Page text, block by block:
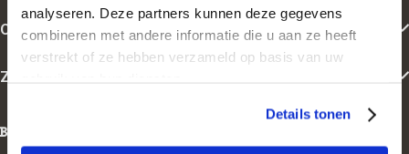
analyseren. Deze partners kunnen deze gegevens
combineren met andere informatie die u aan ze heeft
verstrekt of ze hebben verzameld op basis van uw
Details tonen
Over Belevenissen.nl
Zakelijk